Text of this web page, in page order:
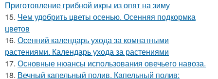
Приготовление грибной икры из опят на зиму
15. Чем удобрить цветы осенью. Осенняя подкормка
цветов
16. Осенний календарь ухода за комнатными
растениями. Календарь ухода за растениями
17. Основные нюансы использования овечьего навоза.
18. Вечный капельный полив. Капельный полив: